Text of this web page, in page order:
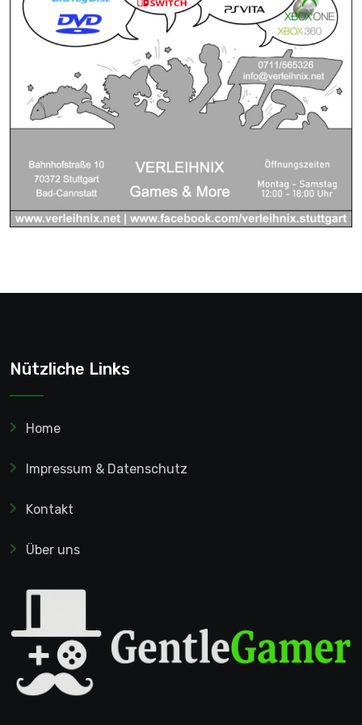
Nützliche Links
Home
Impressum & Datenschutz
Kontakt
Über uns